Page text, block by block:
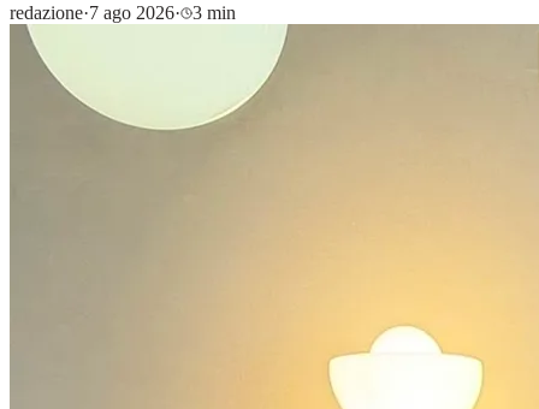
redazione·7 ago 2026· 3 min